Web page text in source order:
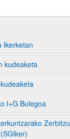
Ikerketan
kudeaketa
I+G Bulegoa
Zerbitzu